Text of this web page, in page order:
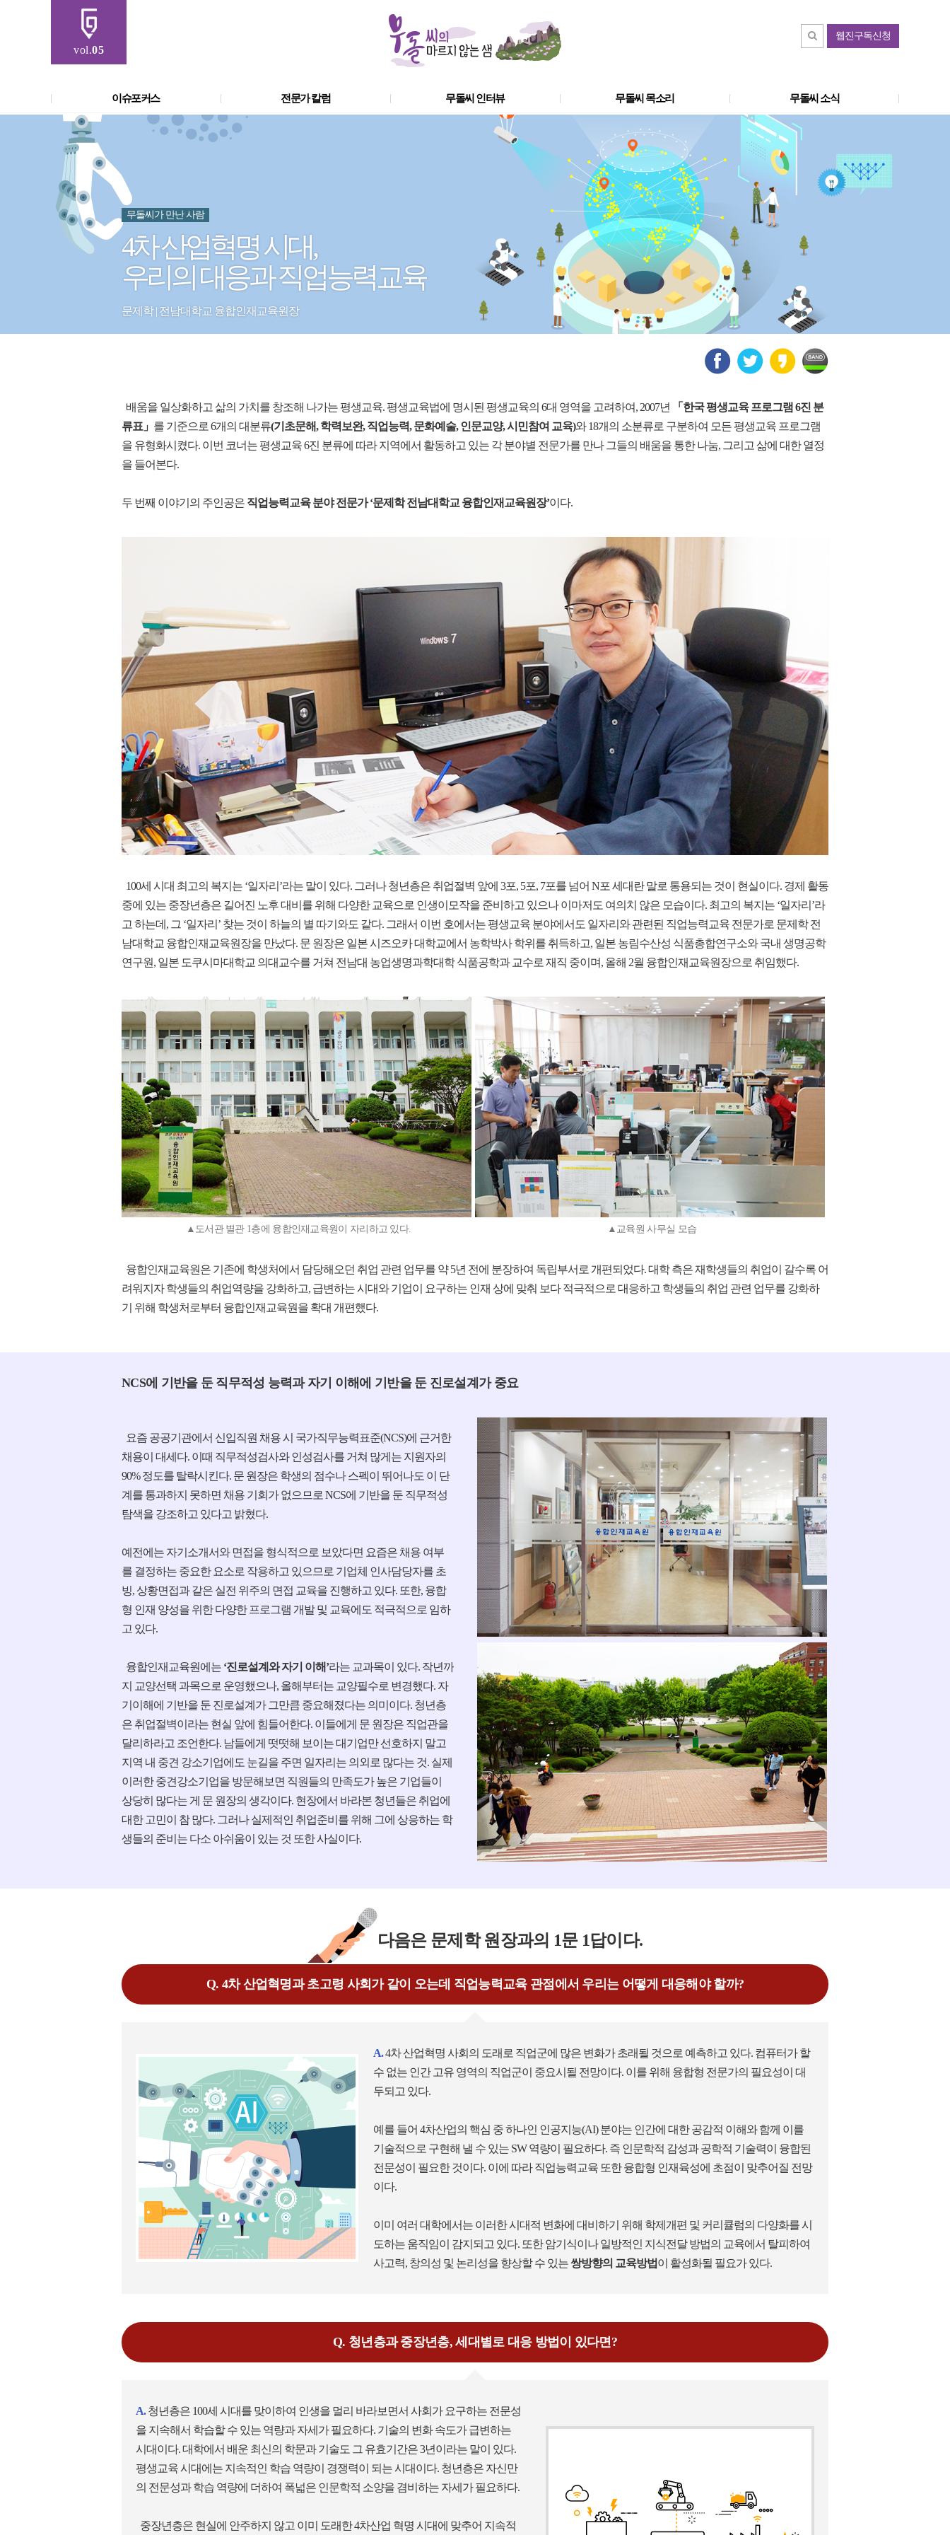
vol.05
웹진구독신청
이슈포커스 전문가 칼럼 무돌씨 인터뷰 무돌씨 목소리 무돌씨 소식
무돌씨가 만난 사람
4차 산업혁명 시대,
우리의 대응과 직업능력교육
문제학 | 전남대학교 융합인재교육원장
배움을 일상화하고 삶의 가치를 창조해 나가는 평생교육. 평생교육법에 명시된 평생교육의 6대 영역을 고려하여, 2007년
「한국 평생교육 프로그램 6진 분
류표」 를 기준으로 6개의 대분류(기초문해, 학력보완, 직업능력, 문화예술, 인문교양, 시민참여 교육)와 18개의 소분류로 구분하여 모든 평생교육 프로그램
을 유형화시켰다. 이번 코너는 평생교육 6진 분류에 따라 지역에서 활동하고 있는 각 분야별 전문가를 만나 그들의 배움을 통한 나눔, 그리고 삶에 대한 열정
을 들어본다.
두 번째 이야기의 주인공은 직업능력교육 분야 전문가 ‘문제학 전남대학교 융합인재교육원장’이다.
100세 시대 최고의 복지는 ‘일자리’라는 말이 있다. 그러나 청년층은 취업절벽 앞에 3포, 5포, 7포를 넘어 N포 세대란 말로 통용되는 것이 현실이다. 경제 활동
중에 있는 중장년층은 길어진 노후 대비를 위해 다양한 교육으로 인생이모작을 준비하고 있으나 이마저도 여의치 않은 모습이다. 최고의 복지는 ‘일자리’라
고 하는데, 그 ‘일자리’ 찾는 것이 하늘의 별 따기와도 같다. 그래서 이번 호에서는 평생교육 분야에서도 일자리와 관련된 직업능력교육 전문가로 문제학 전
남대학교 융합인재교육원장을 만났다. 문 원장은 일본 시즈오카 대학교에서 농학박사 학위를 취득하고, 일본 농림수산성 식품총합연구소와 국내 생명공학
연구원, 일본 도쿠시마대학교 의대교수를 거쳐 전남대 농업생명과학대학 식품공학과 교수로 재직 중이며, 올해 2월 융합인재교육원장으로 취임했다.
▲도서관 별관 1층에 융합인재교육원이 자리하고 있다. ▲교육원 사무실 모습
융합인재교육원은 기존에 학생처에서 담당해오던 취업 관련 업무를 약 5년 전에 분장하여 독립부서로 개편되었다. 대학 측은 재학생들의 취업이 갈수록 어
려워지자 학생들의 취업역량을 강화하고, 급변하는 시대와 기업이 요구하는 인재 상에 맞춰 보다 적극적으로 대응하고 학생들의 취업 관련 업무를 강화하
기 위해 학생처로부터 융합인재교육원을 확대 개편했다.
NCS에 기반을 둔 직무적성 능력과 자기 이해에 기반을 둔 진로설계가 중요
​요즘 공공기관에서 신입직원 채용 시 국가직무능력표준(NCS)에 근거한
채용이 대세다. 이때 직무적성검사와 인성검사를 거쳐 많게는 지원자의
90% 정도를 탈락시킨다. 문 원장은 학생의 점수나 스펙이 뛰어나도 이 단
계를 통과하지 못하면 채용 기회가 없으므로 NCS에 기반을 둔 직무적성
탐색을 강조하고 있다고 밝혔다.
예전에는 자기소개서와 면접을 형식적으로 보았다면 요즘은 채용 여부
를 결정하는 중요한 요소로 작용하고 있으므로 기업체 인사담당자를 초
빙, 상황면접과 같은 실전 위주의 면접 교육을 진행하고 있다. 또한, 융합
형 인재 양성을 위한 다양한 프로그램 개발 및 교육에도 적극적으로 임하
고 있다.
융합인재교육원에는 ‘진로설계와 자기 이해’라는 교과목이 있다. 작년까
지 교양선택 과목으로 운영했으나, 올해부터는 교양필수로 변경했다. 자
기이해에 기반을 둔 진로설계가 그만큼 중요해졌다는 의미이다. 청년층
은 취업절벽이라는 현실 앞에 힘들어한다. 이들에게 문 원장은 직업관을
달리하라고 조언한다. 남들에게 떳떳해 보이는 대기업만 선호하지 말고
지역 내 중견 강소기업에도 눈길을 주면 일자리는 의외로 많다는 것. 실제
이러한 중견강소기업을 방문해보면 직원들의 만족도가 높은 기업들이
상당히 많다는 게 문 원장의 생각이다. 현장에서 바라본 청년들은 취업에
대한 고민이 참 많다. 그러나 실제적인 취업준비를 위해 그에 상응하는 학
생들의 준비는 다소 아쉬움이 있는 것 또한 사실이다.
다음은 문제학 원장과의 1문 1답이다.
Q. 4차 산업혁명과 초고령 사회가 같이 오는데 직업능력교육 관점에서 우리는 어떻게 대응해야 할까?
A.4차 산업혁명 사회의 도래로 직업군에 많은 변화가 초래될 것으로 예측하고 있다. 컴퓨터가 할
수 없는 인간 고유 영역의 직업군이 중요시될 전망이다. 이를 위해 융합형 전문가의 필요성이 대
두되고 있다.
예를 들어 4차산업의 핵심 중 하나인 인공지능(AI) 분야는 인간에 대한 공감적 이해와 함께 이를
기술적으로 구현해 낼 수 있는 SW 역량이 필요하다. 즉 인문학적 감성과 공학적 기술력이 융합된
전문성이 필요한 것이다. 이에 따라 직업능력교육 또한 융합형 인재육성에 초점이 맞추어질 전망
이다.
이미 여러 대학에서는 이러한 시대적 변화에 대비하기 위해 학제개편 및 커리큘럼의 다양화를 시
도하는 움직임이 감지되고 있다. 또한 암기식이나 일방적인 지식전달 방법의 교육에서 탈피하여
사고력, 창의성 및 논리성을 향상할 수 있는쌍방향의 교육방법이 활성화될 필요가 있다.
Q. 청년층과 중장년층, 세대별로 대응 방법이 있다면?
A.청년층은 100세 시대를 맞이하여 인생을 멀리 바라보면서 사회가 요구하는 전문성
을 지속해서 학습할 수 있는 역량과 자세가 필요하다. 기술의 변화 속도가 급변하는
시대이다. 대학에서 배운 최신의 학문과 기술도 그 유효기간은 3년이라는 말이 있다.
평생교육 시대에는 지속적인 학습 역량이 경쟁력이 되는 시대이다. 청년층은 자신만
의 전문성과 학습 역량에 더하여 폭넓은 인문학적 소양을 겸비하는 자세가 필요하다.
중장년층은 현실에 안주하지 않고 이미 도래한 4차산업 혁명 시대에 맞추어 지속적